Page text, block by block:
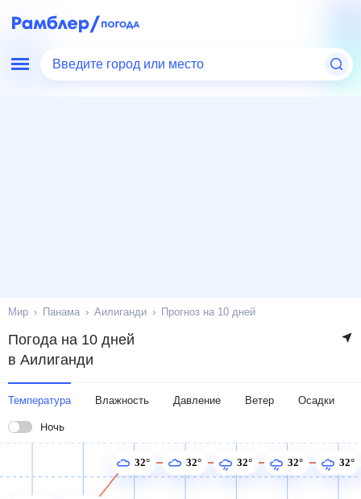
Введите город или место
Мир Панама Аилиганди Прогноз на 10 дней
Погода на 10 дней
в Аилиганди
Температура Влажность Давление Ветер Осадки
Ночь
32° 32° 32° 32° 32°